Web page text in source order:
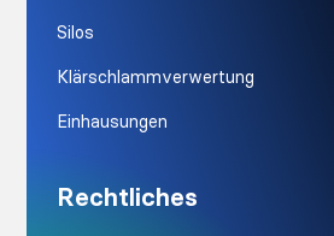
Silos
Klärschlammverwertung
Einhausungen
Rechtliches